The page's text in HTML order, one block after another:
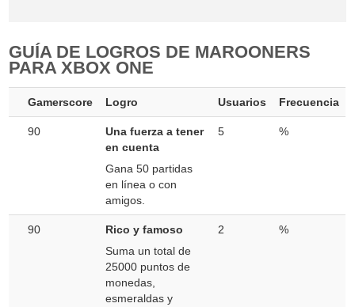
GUÍA DE LOGROS DE MAROONERS
PARA XBOX ONE
Gamerscore Logro Usuarios Frecuencia
90
Una fuerza a tener
en cuenta
Gana 50 partidas
en línea o con
amigos.
5 %
90
Rico y famoso
Suma un total de
25000 puntos de
monedas,
esmeraldas y
2 %